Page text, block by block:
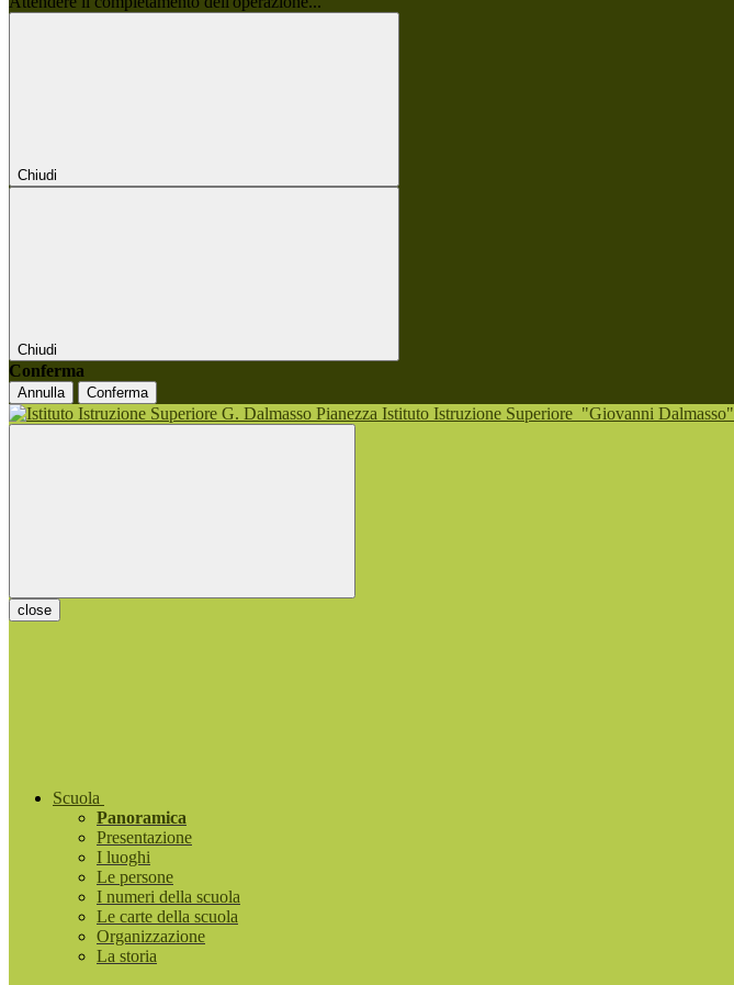
Chiudi
Chiudi
Conferma
Annulla Conferma
Istituto Istruzione Superiore "Giovanni Dalmasso"
close
Scuola
Panoramica
Presentazione
I luoghi
Le persone
I numeri della scuola
Le carte della scuola
Organizzazione
La storia